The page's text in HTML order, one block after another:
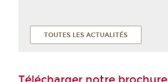
TOUTES LES ACTUALITÉS